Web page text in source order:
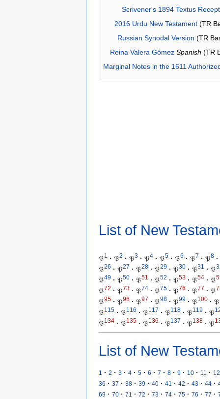
Scrivener's 1894 Textus
2016 Urdu New Testament(TR
Russian Synodal Version (TR
Reina Valera Gómez Spanish (TR
Marginal Notes in the 1611
List of New
𝔓1 · 𝔓2 · 𝔓3 · 𝔓4 · 𝔓5 · 𝔓6 · 𝔓7 · 𝔓8 ·
𝔓26 · 𝔓27 · 𝔓28 · 𝔓29 · 𝔓30 · 𝔓31 · 𝔓
𝔓49 · 𝔓50 · 𝔓51 · 𝔓52 · 𝔓53 · 𝔓54 · 𝔓
𝔓72 · 𝔓73 · 𝔓74 · 𝔓75 · 𝔓76 · 𝔓77 · 𝔓
𝔓95 · 𝔓96 · 𝔓97 · 𝔓98 · 𝔓99 · 𝔓100 · 𝔓
𝔓115 · 𝔓116 · 𝔓117 · 𝔓118 · 𝔓119 · 𝔓
𝔓134 · 𝔓135 · 𝔓136 · 𝔓137 · 𝔓138 · 𝔓
List of New
1 · 2 · 3 · 4 · 5 · 6 · 7 · 8 · 9 · 10 · 11 · 12
36 · 37 · 38 · 39 · 40 · 41 · 42 · 43 · 44 ·
69 · 70 · 71 · 72 · 73 · 74 · 75 · 76 · 77 ·